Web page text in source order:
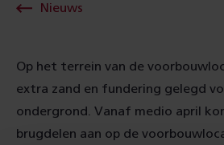
Nieuws
Op het terrein van de
extra zand en fundering gelegd
ondergrond. Vanaf medio april
brugdelen aan op de